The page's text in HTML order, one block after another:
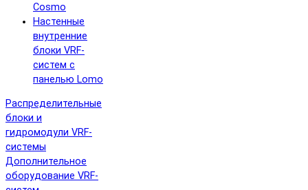
Cosmo
Настенные
внутренние
блоки VRF-
систем с
панелью Lomo
Распределительные
блоки и
гидромодули VRF-
системы
Дополнительное
оборудование VRF-